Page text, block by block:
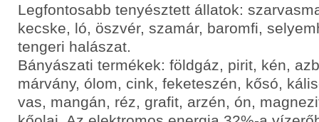
Legfontosabb tenyésztett állatok:
kecske, ló, öszvér, szamár, baromfi,
tengeri halászat.
Bányászati termékek: földgáz, pirit, kén,
márvány, ólom, cink, feketeszén, kősó,
vas, mangán, réz, grafit, arzén, ón,